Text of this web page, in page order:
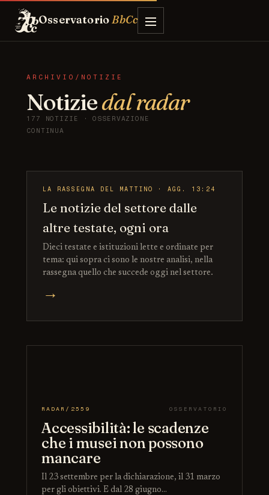
OsservatorioBbCc
ARCHIVIO/NOTIZIE
Notiziedal radar
177 NOTIZIE · OSSERVAZIONE
CONTINUA
LA RASSEGNA DEL MATTINO · AGG. 13:24
Le notizie del settore dalle
altre testate, ogni ora
Dieci testate e istituzioni lette e ordinate per
tema: qui sopra ci sono le nostre analisi, nella
rassegna quello che succede oggi nel settore.
→
RADAR/2559 OSSERVATORIO
Accessibilità: le scadenze
che i musei non possono
mancare
Il 23 settembre per la dichiarazione, il 31 marzo
per gli obiettivi. E dal 28 giugno…